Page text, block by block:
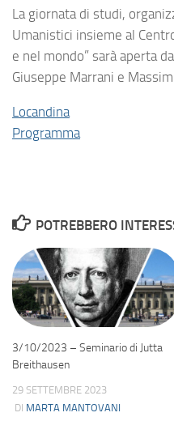
La giornata di studi,
Umanistici insieme al
e nel mondo” sarà aperta
Giuseppe Marrani e
Locandina
Programma
POTREBBERO
3/10/2023 – Seminario di Jutta
Breithausen
29 SETTEMBRE 2023
DI MARTA MANTOVANI